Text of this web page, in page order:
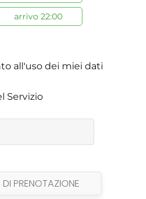
arrivo 22:00
all'uso dei miei dati
Servizio